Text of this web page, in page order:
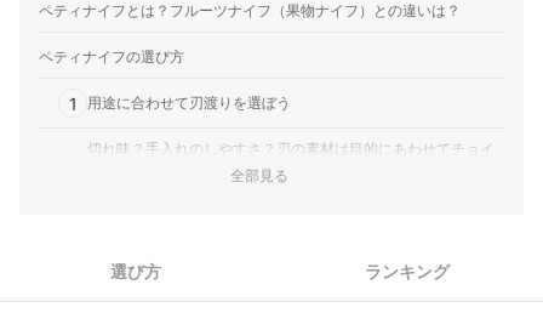
ペティナイフとは？フルーツナイフ（果物ナイフ）との違いは？
ペティナイフの選び方
1 用途に合わせて刃渡りを選ぼう
切れ味？手入れのしやすさ？刃の素材は目的にあわせてチョイ
使い勝手に関わる！柄の素材を選ぼう
全部見る
選び方 ランキング